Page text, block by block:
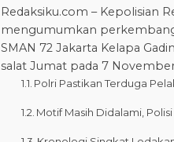
Redaksiku.com – Kepolisian
mengumumkan
SMAN 72 Jakarta Kelapa
salat Jumat pada 7
Polri Pastikan Terduga
Motif Masih Didalami,